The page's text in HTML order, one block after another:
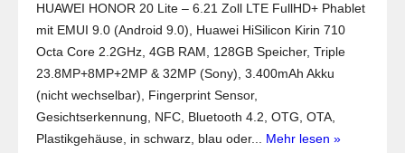
HUAWEI HONOR 20 Lite – 6.21 Zoll LTE FullHD+ Phablet
mit EMUI 9.0 (Android 9.0), Huawei HiSilicon Kirin 710
Octa Core 2.2GHz, 4GB RAM, 128GB Speicher, Triple
23.8MP+8MP+2MP & 32MP (Sony), 3.400mAh Akku
(nicht wechselbar), Fingerprint Sensor,
Gesichtserkennung, NFC, Bluetooth 4.2, OTG, OTA,
Plastikgehäuse, in schwarz, blau oder... Mehr lesen »